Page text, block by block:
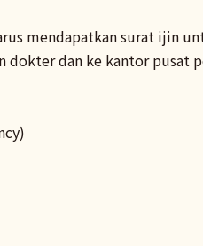
mendapatkan surat ijin
dan ke kantor pusat